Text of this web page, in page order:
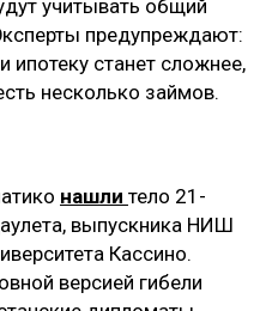
учитывать общий
предупреждают:
ипотеку станет сложнее,
несколько займов.
нашли тело 21-
выпускника НИШ
Кассино.
версией гибели